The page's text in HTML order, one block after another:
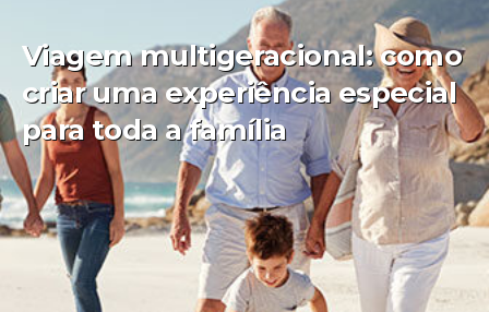
Viagem multigeracional: como
criar uma experiência especial
para toda a família